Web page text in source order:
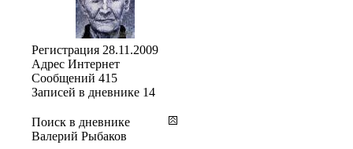
Регистрация 28.11.2009
Адрес Интернет
Сообщений 415
Записей в дневнике 14
Поиск в дневнике
Валерий Рыбаков